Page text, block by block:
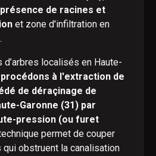
de racines et
et zone d'infiltration en
localisés en Haute-
à l'extraction de
de déraçinage de
Garonne (31) par
pression (ou furet
permet de couper
qui obstruent la canalisation